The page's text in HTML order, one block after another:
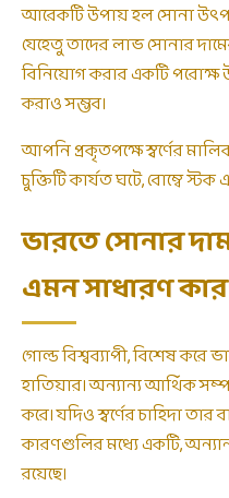
আরেকটি উপায় হল সোনা
যেহেতু তাদের লাভ সোনার
বিনিয়োগ করার একটি পরোক্ষ
করাও সম্ভব।
আপনি প্রকৃতপক্ষে স্বর্ণের
চুক্তিটি কার্যত ঘটে, বোম্বে স্টক
ভারতে সোনার
এমন সাধারণ
গোল্ড বিশ্বব্যাপী, বিশেষ
হাতিয়ার। অন্যান্য আর্থিক
করে। যদিও স্বর্ণের চাহিদা
কারণগুলির মধ্যে একটি,
রয়েছে।